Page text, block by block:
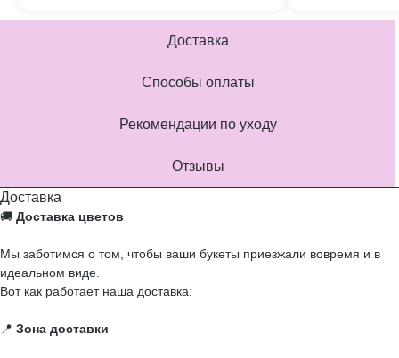
Доставка
Способы оплаты
Рекомендации по уходу
Отзывы
Доставка
🚚 Доставка цветов
Мы заботимся о том, чтобы ваши букеты приезжали вовремя и в
идеальном виде.
Вот как работает наша доставка:
📍 Зона доставки